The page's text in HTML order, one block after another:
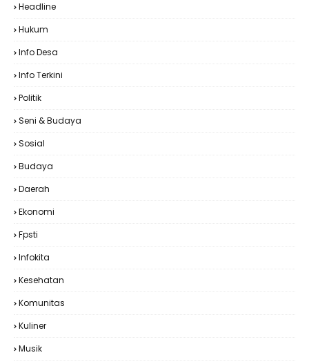
Headline
Hukum
Info Desa
Info Terkini
Politik
Seni & Budaya
Sosial
Budaya
Daerah
Ekonomi
Fpsti
Infokita
Kesehatan
Komunitas
Kuliner
Musik